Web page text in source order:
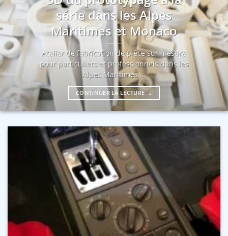
série dans les Alpes
Maritimes et Monaco
Atelier de fabrication de pièce sur mesure
pour particuliers et professionnels dans les
Alpes Maritimes ...
CONTINUER LA LECTURE →